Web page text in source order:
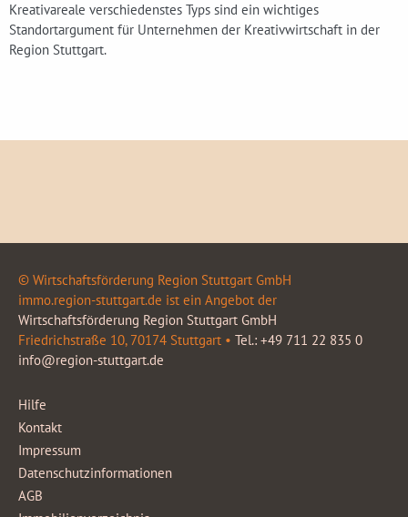
Kreativareale verschiedenstes Typs sind ein wichtiges
Standortargument für Unternehmen der Kreativwirtschaft in der
Region Stuttgart.
© Wirtschaftsförderung Region Stuttgart GmbH
immo.region-stuttgart.de ist ein Angebot der
Wirtschaftsförderung Region Stuttgart GmbH
Friedrichstraße 10, 70174 Stuttgart • Tel.: +49 711 22 835 0
info@region-stuttgart.de
Hilfe
Kontakt
Impressum
Datenschutzinformationen
AGB